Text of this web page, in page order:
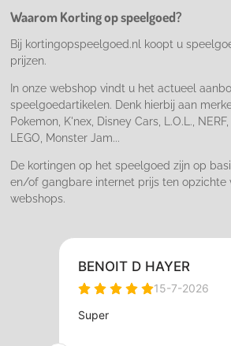
k
r
a
m
Waarom Korting op speelgoed?
Bij kortingopspeelgoed.nl koopt u
prijzen.
In onze webshop vindt u het actueel
speelgoedartikelen. Denk hierbij aan
Pokemon, K'nex, Disney Cars, L.O.L.,
LEGO, Monster Jam...
De kortingen op het speelgoed zijn op
en/of gangbare internet prijs ten opzichte
webshops.